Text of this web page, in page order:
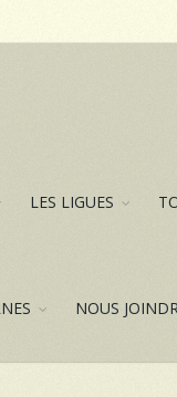
LES LIGUES
NOUS